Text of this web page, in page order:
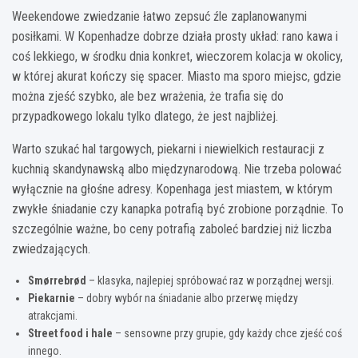
Weekendowe zwiedzanie łatwo zepsuć źle zaplanowanymi
posiłkami. W Kopenhadze dobrze działa prosty układ: rano kawa i
coś lekkiego, w środku dnia konkret, wieczorem kolacja w okolicy,
w której akurat kończy się spacer. Miasto ma sporo miejsc, gdzie
można zjeść szybko, ale bez wrażenia, że trafia się do
przypadkowego lokalu tylko dlatego, że jest najbliżej.
Warto szukać hal targowych, piekarni i niewielkich restauracji z
kuchnią skandynawską albo międzynarodową. Nie trzeba polować
wyłącznie na głośne adresy. Kopenhaga jest miastem, w którym
zwykłe śniadanie czy kanapka potrafią być zrobione porządnie. To
szczególnie ważne, bo ceny potrafią zaboleć bardziej niż liczba
zwiedzających.
Smørrebrød – klasyka, najlepiej spróbować raz w porządnej wersji.
Piekarnie – dobry wybór na śniadanie albo przerwę między
atrakcjami.
Street food i hale – sensowne przy grupie, gdy każdy chce zjeść coś
innego.